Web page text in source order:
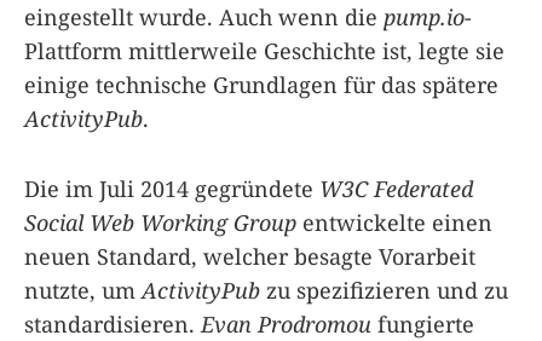
eingestellt wurde. Auch wenn die pump.io-
Plattform mittlerweile Geschichte ist, legte sie
einige technische Grundlagen für das spätere
ActivityPub.
Die im Juli 2014 gegründete W3C Federated
Social Web Working Group entwickelte einen
neuen Standard, welcher besagte Vorarbeit
nutzte, um ActivityPub zu spezifizieren und zu
standardisieren. Evan Prodromou fungierte